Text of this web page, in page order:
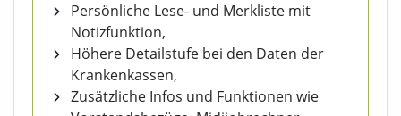
Persönliche Lese- und Merkliste mit
Notizfunktion,
Höhere Detailstufe bei den Daten der
Krankenkassen,
Zusätzliche Infos und Funktionen wie